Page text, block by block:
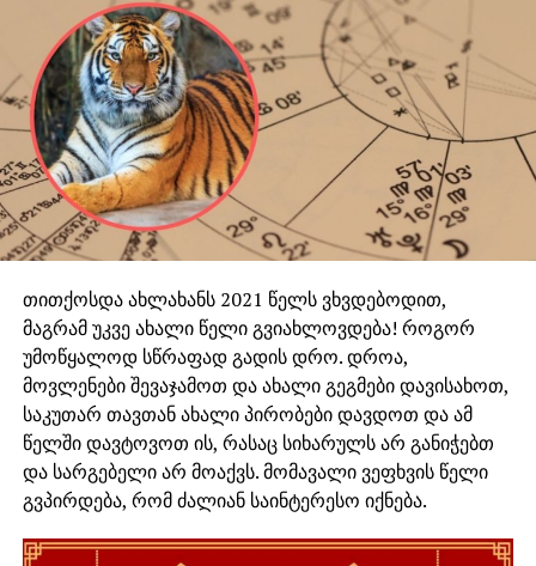
თითქოსდა ახლახანს 2021 წელს ვხვდებოდით,
მაგრამ უკვე ახალი წელი გვიახლოვდება! როგორ
უმოწყალოდ სწრაფად გადის დრო. დროა,
მოვლენები შევაჯამოთ და ახალი გეგმები დავისახოთ,
საკუთარ თავთან ახალი პირობები დავდოთ და ამ
წელში დავტოვოთ ის, რასაც სიხარულს არ განიჭებთ
და სარგებელი არ მოაქვს. მომავალი ვეფხვის წელი
გვპირდება, რომ ძალიან საინტერესო იქნება.